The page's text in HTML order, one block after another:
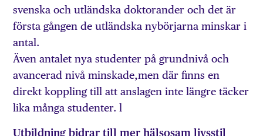
svenska och utländska doktorander och det är
första gången de utländska nybörjarna minskar i
antal.
Även antalet nya studenter på grundnivå och
avancerad nivå minskade,men där finns en
direkt koppling till att anslagen inte längre täcker
lika många studenter. l
Utbildning bidrar till mer hälsosam livsstil